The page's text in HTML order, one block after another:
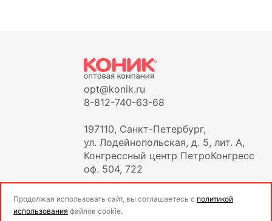
opt@konik.ru
8-812-740-63-68
197110, Санкт-Петербург,
ул. Лодейнопольская, д. 5, лит. А,
Конгрессный центр ПетроКонгресс
оф. 504, 722
Продолжая использовать сайт, вы соглашаетесь с политикой
использования файлов cookie.